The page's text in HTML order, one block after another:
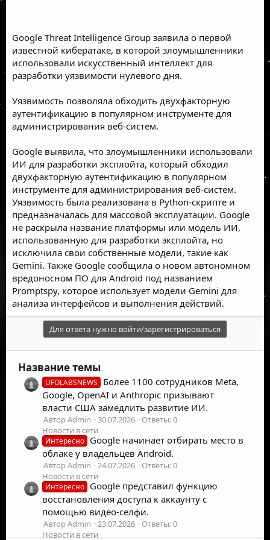
Google Threat Intelligence Group заявила о первой
известной кибератаке, в которой злоумышленники
использовали искусственный интеллект для
разработки уязвимости нулевого дня.
Уязвимость позволяла обходить двухфакторную
аутентификацию в популярном инструменте для
администрирования веб-систем.
Google выявила, что злоумышленники использовали
ИИ для разработки эксплойта, который обходил
двухфакторную аутентификацию в популярном
инструменте для администрирования веб-систем.
Уязвимость была реализована в Python-скрипте и
предназначалась для массовой эксплуатации. Google
не раскрыла название платформы или модель ИИ,
использованную для разработки эксплойта, но
исключила свои собственные модели, такие как
Gemini. Также Google сообщила о новом автономном
вредоносном ПО для Android под названием
Promptspy, которое использует модели Gemini для
анализа интерфейсов и выполнения действий.
Для ответа нужно войти/зарегистрироваться
Название темы
UFOLABSNEWS
Более 1100 сотрудников Meta,
Google, OpenAI и Anthropic призывают
власти США замедлить развитие ИИ.
Автор Admin 30.07.2026
Ответы: 0
Новости в сети
Интересно Google начинает отбирать место в
облаке у владельцев Android.
Автор Admin 24.07.2026
Ответы: 0
Новости в сети
Интересно Google представил функцию
восстановления доступа к аккаунту с
помощью видео-селфи.
Автор Admin 23.07.2026
Ответы: 0
Новости в сети